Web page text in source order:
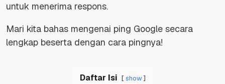
untuk menerima respons.
Mari kita bahas mengenai ping Google secara
lengkap beserta dengan cara pingnya!
Daftar Isi show